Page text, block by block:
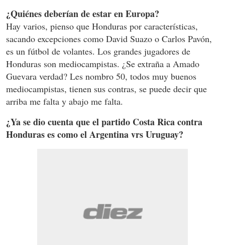
¿Quiénes deberían de estar en Europa?
Hay varios, pienso que Honduras por características,
sacando excepciones como David Suazo o Carlos Pavón,
es un fútbol de volantes. Los grandes jugadores de
Honduras son mediocampistas. ¿Se extraña a Amado
Guevara verdad? Les nombro 50, todos muy buenos
mediocampistas, tienen sus contras, se puede decir que
arriba me falta y abajo me falta.
¿Ya se dio cuenta que el partido Costa Rica contra
Honduras es como el Argentina vrs Uruguay?